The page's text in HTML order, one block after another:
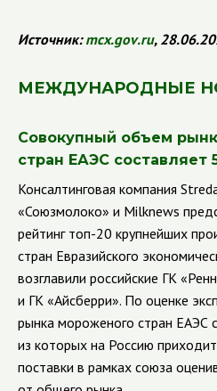
Источник:mcx.gov.ru,
МЕЖДУНАРОДНЫЕ
Совокупный объем
стран ЕАЭС составляет
Консалтинговая компания
«Союзмолоко» и Milknews
рейтинг топ-20 крупнейших
стран Евразийского
возглавили российские ГК
и ГК «Айсберри». По оценке
рынка мороженого стран ЕАЭС
из которых на Россию
поставки в рамках союза